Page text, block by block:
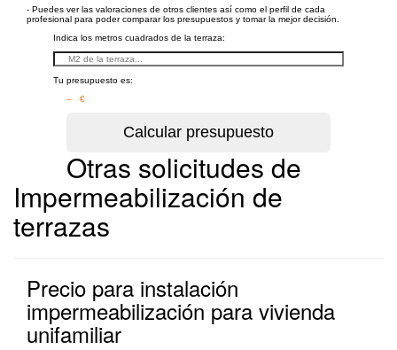
- Puedes ver las valoraciones de otros clientes así como el perfil de cada
profesional para poder comparar los presupuestos y tomar la mejor decisión.
Indica los metros cuadrados de la terraza:
Tu presupuesto es:
– €
Otras solicitudes de
Impermeabilización de
terrazas
Precio para instalación
impermeabilización para vivienda
unifamiliar